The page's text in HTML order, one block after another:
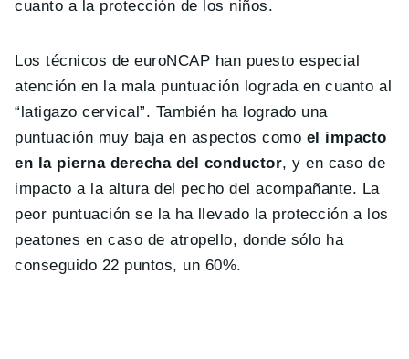
cuanto a la protección de los niños.
Los técnicos de euroNCAP han puesto especial
atención en la mala puntuación lograda en cuanto al
“latigazo cervical”. También ha logrado una
puntuación muy baja en aspectos como el impacto
en la pierna derecha del conductor, y en caso de
impacto a la altura del pecho del acompañante. La
peor puntuación se la ha llevado la protección a los
peatones en caso de atropello, donde sólo ha
conseguido 22 puntos, un 60%.